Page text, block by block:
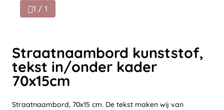
1 / 1
Straatnaambord kunststof,
tekst in/onder kader
70x15cm
Straatnaambord, 70x15 cm. De tekst maken wij van